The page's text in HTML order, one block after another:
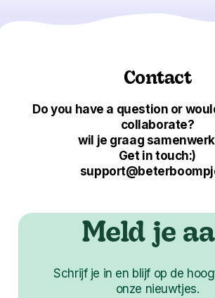
Contact
Do you have a question or
collaborate?
wil je graag
Get in touch:)
Meld je
Schrijf je in en blijf op de
onze nieuwtjes.